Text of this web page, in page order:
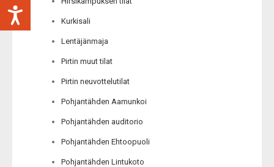
Kurkisali
Lentäjänmaja
Pirtin muut tilat
Pirtin neuvottelutilat
Pohjantähden Aamunkoi
Pohjantähden auditorio
Pohjantähden Ehtoopuoli
Pohjantähden Lintukoto